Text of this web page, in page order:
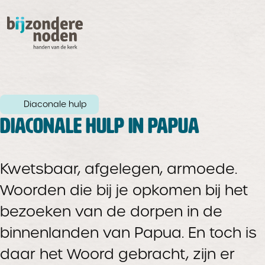
Diaconale hulp
DIACONALE HULP IN PAPUA
Kwetsbaar, afgelegen, armoede.
Woorden die bij je opkomen bij het
bezoeken van de dorpen in de
binnenlanden van Papua. En toch is
daar het Woord gebracht, zijn er